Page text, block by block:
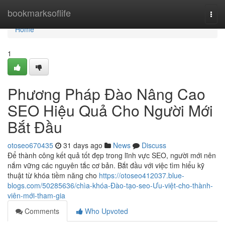
bookmarksoflife
Home
Home
1
Phương Pháp Đào Nâng Cao
SEO Hiệu Quả Cho Người Mới
Bắt Đầu
otoseo670435 31 days ago News
Discuss
Để thành công kết quả tốt đẹp trong lĩnh vực SEO, người mới nên
nắm vững các nguyên tắc cơ bản. Bắt đầu với việc tìm hiểu kỹ
thuật từ khóa tiềm năng cho https://otoseo412037.blue-
blogs.com/50285636/chìa-khóa-Đào-tạo-seo-Ưu-việt-cho-thành-
viên-mới-tham-gia
Comments
Who Upvoted